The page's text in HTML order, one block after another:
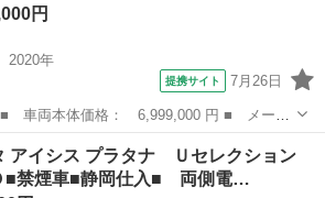
円
2020年
提携サイト 7月26日
： スープラ ■ グレード名： バック
スソナー ＡＴ オートライト スマート
他
アイシス プラタナ Ｕセレクション
■禁煙車■静岡仕入■ 両側電…